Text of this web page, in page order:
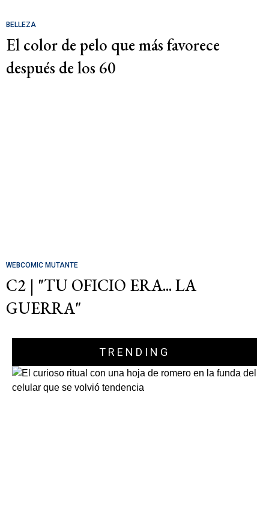
BELLEZA
El color de pelo que más favorece
después de los 60
WEBCOMIC MUTANTE
C2 | "TU OFICIO ERA... LA
GUERRA"
TRENDING